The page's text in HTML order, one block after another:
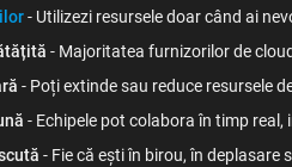
- Utilizezi resursele doar când ai
- Majoritatea furnizorilor de
- Poți extinde sau reduce resursele
- Echipele pot colabora în timp real,
- Fie că ești în birou, în deplasare